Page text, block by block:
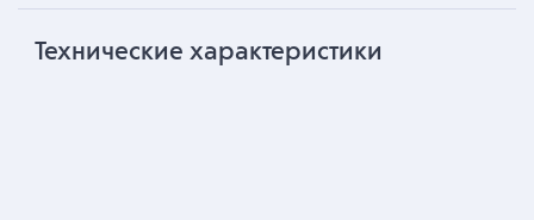
Технические характеристики